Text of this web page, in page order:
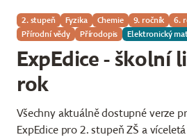
2. stupeň Fyzika Chemie 9. ročník 6.
Přírodní vědy
Přírodopis Elektronický
ExpEdice - školní
rok
Všechny aktuálně dostupné verze
ExpEdice pro 2. stupeň ZŠ a